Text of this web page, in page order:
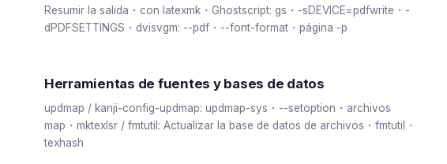
Resumir la salida・con latexmk・Ghostscript: gs・-sDEVICE=pdfwrite・-
dPDFSETTINGS・dvisvgm: --pdf・--font-format・página -p
Herramientas de fuentes y bases de datos
updmap / kanji-config-updmap: updmap-sys・--setoption・archivos
map・mktexlsr / fmtutil: Actualizar la base de datos de archivos・fmtutil・
texhash